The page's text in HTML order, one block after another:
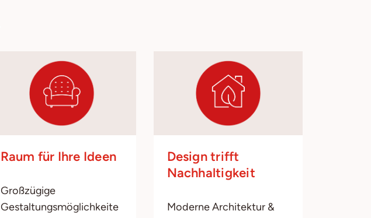
Raum für Ihre Ideen
Großzügige
Gestaltungsmöglichkeite
Design trifft
Nachhaltigkeit
Moderne Architektur &